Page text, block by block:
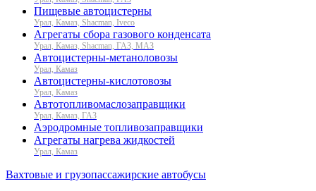
Пищевые автоцистерны
Урал, Камаз, Shacman, Iveco
Агрегаты сбора газового конденсата
Урал, Камаз, Shacman, ГАЗ, МАЗ
Автоцистерны-метаноловозы
Урал, Камаз
Автоцистерны-кислотовозы
Урал, Камаз
Автотопливомаслозаправщики
Урал, Камаз, ГАЗ
Аэродромные топливозаправщики
Агрегаты нагрева жидкостей
Урал, Камаз
Вахтовые и грузопассажирские автобусы